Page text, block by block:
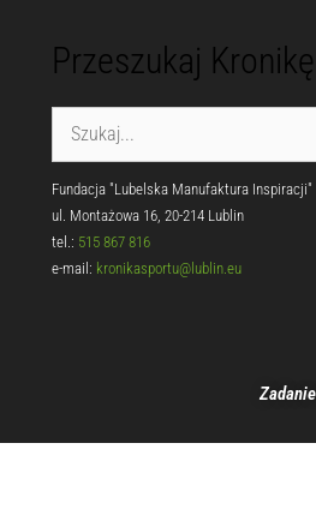
Przeszukaj Kronikę
Fundacja "Lubelska Manufaktura Inspiracji"
ul. Montażowa 16, 20-214 Lublin
tel.: 515 867 816
e-mail: kronikasportu@lublin.eu